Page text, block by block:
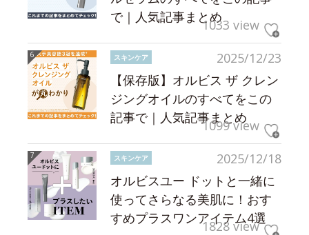
で｜人気記事まとめ1033 view
2025/12/23
スキンケア
【保存版】オルビス ザ クレン
ジングオイルのすべてをこの
記事で｜人気記事まとめ
1099 view
2025/12/18
スキンケア
オルビスユー ドットと一緒に
使ってさらなる美肌に！おす
すめプラスワンアイテム4選
1828 view